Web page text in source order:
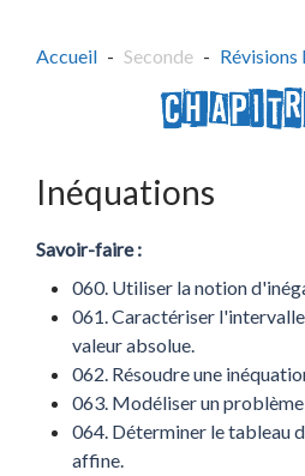
Accueil Seconde Révisions
Inéquations
Savoir-faire :
060. Utiliser la notion
061. Caractériser
valeur absolue.
062. Résoudre une
063. Modéliser un
064. Déterminer le tableau
affine.